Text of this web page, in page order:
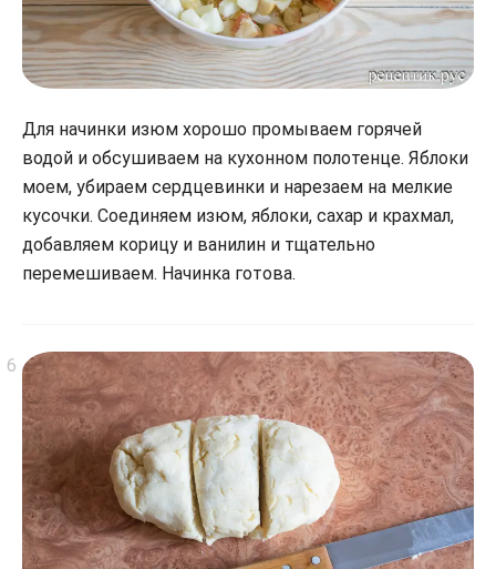
Для начинки изюм хорошо промываем горячей
водой и обсушиваем на кухонном полотенце. Яблоки
моем, убираем сердцевинки и нарезаем на мелкие
кусочки. Соединяем изюм, яблоки, сахар и крахмал,
добавляем корицу и ванилин и тщательно
перемешиваем. Начинка готова.